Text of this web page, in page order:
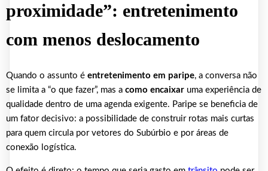
proximidade”: entretenimento
com menos deslocamento
Quando o assunto é entretenimento em paripe, a conversa não
se limita a “o que fazer”, mas a como encaixar uma experiência de
qualidade dentro de uma agenda exigente. Paripe se beneficia de
um fator decisivo: a possibilidade de construir rotas mais curtas
para quem circula por vetores do Subúrbio e por áreas de
conexão logística.